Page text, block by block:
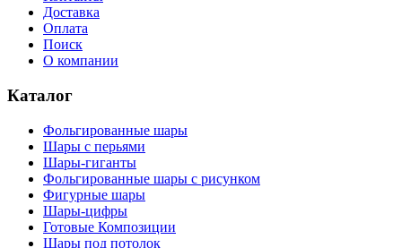
Доставка
Оплата
Поиск
О компании
Каталог
Фольгированные шары
Шары с перьями
Шары-гиганты
Фольгированные шары с рисунком
Фигурные шары
Шары-цифры
Готовые Композиции
Шары под потолок